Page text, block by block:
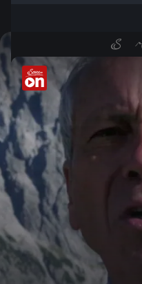
Einfach gut